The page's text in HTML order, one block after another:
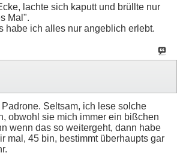
lachte sich kaputt und brüllte nur
Mal".
habe ich alles nur angeblich erlebt.
Seltsam, ich lese solche
obwohl sie mich immer ein bißchen
wenn das so weitergeht, dann habe
mal, 45 bin, bestimmt überhaupts gar